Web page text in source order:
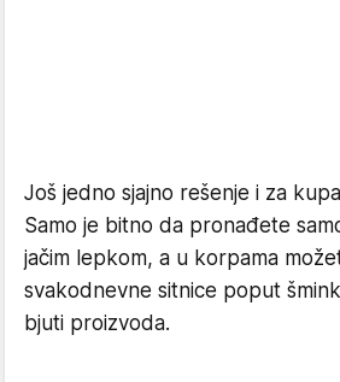
Još jedno sjajno rešenje i za
Samo je bitno da pronađete
jačim lepkom, a u korpama
svakodnevne sitnice poput
bjuti proizvoda.